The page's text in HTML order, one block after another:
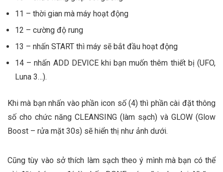
11 – thời gian mà máy hoạt động
12 – cường độ rung
13 – nhấn START thì máy sẽ bắt đầu hoạt động
14 – nhấn ADD DEVICE khi bạn muốn thêm thiết bị (UFO,
Luna 3…).
Khi mà bạn nhấn vào phần icon số (4) thì phần cài đặt thông
số cho chức năng CLEANSING (làm sạch) và GLOW (Glow
Boost – rửa mặt 30s) sẽ hiển thị như ảnh dưới.
Cũng tùy vào sở thích làm sạch theo ý mình mà bạn có thể